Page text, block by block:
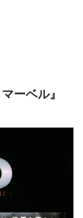
ーベル』